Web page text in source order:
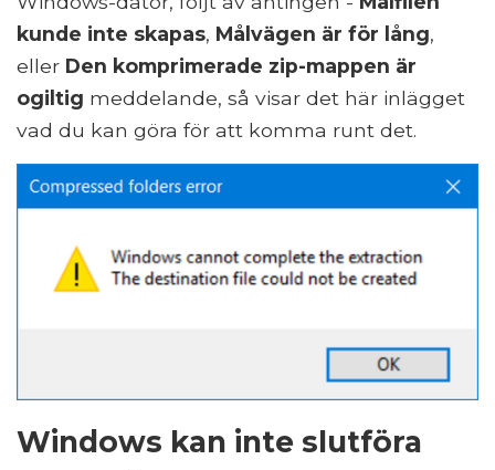
kunde inte skapas, Målvägen är för lång,
eller Den komprimerade zip-mappen är
ogiltig meddelande, så visar det här inlägget
vad du kan göra för att komma runt det.
Windows kan inte slutföra